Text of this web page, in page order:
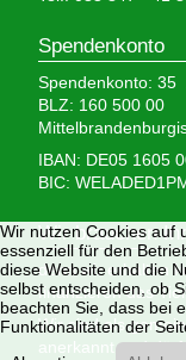
Spendenkonto
Spendenkonto: 35
BLZ: 160 500 00
IBAN: DE05 1605
BIC:
Wir brauchen
denn wir erhalten
finanzieren das
Wir sind als
anerkannt und
Wir nutzen Cookies auf
essenziell für den
diese Website und die
selbst entscheiden, ob
beachten Sie, dass bei
Funktionalitäten der